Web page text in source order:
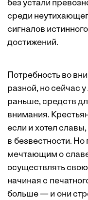
без устали
среди
сигналов
достижений.
Потребность во
разной, но сейчас
раньше, средств
внимания.
если и хотел
в безвестности. Но
мечтающим о
осуществлять
начиная с
больше — и они